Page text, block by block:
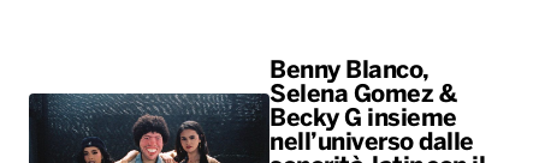
Benny Blanco,
Selena Gomez &
Becky G insieme
nell’universo dalle